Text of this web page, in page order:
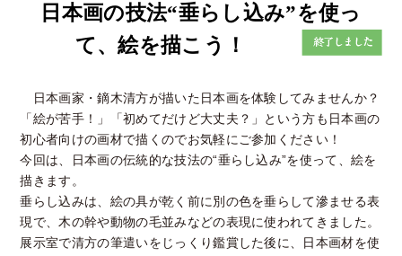
日本画の技法“垂らし込み”を使っ
て、絵を描こう！
日本画家・鏑木清方が描いた日本画を体験してみませんか？
「絵が苦手！」「初めてだけど大丈夫？」という方も日本画の
初心者向けの画材で描くのでお気軽にご参加ください！
今回は、日本画の伝統的な技法の“垂らし込み”を使って、絵を
描きます。
垂らし込みは、絵の具が乾く前に別の色を垂らして滲ませる表
現で、木の幹や動物の毛並みなどの表現に使われてきました。
展示室で清方の筆遣いをじっくり鑑賞した後に、日本画材を使